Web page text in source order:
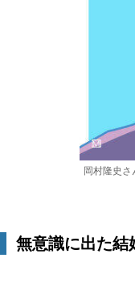
岡村隆史さ
無意識に出た結